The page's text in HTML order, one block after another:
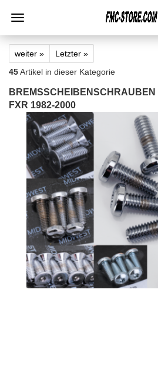
weiter »
Letzter »
45Artikel in dieser Kategorie
FXR 1982-2000